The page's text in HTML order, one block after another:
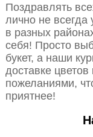
Поздравлять
лично не
в разных
себя! Просто
букет, а наши
доставке
пожеланиями,
приятнее!